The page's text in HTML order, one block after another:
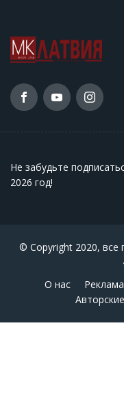
Не забудьте
2026 год!
© Copyright 2020, все
О нас